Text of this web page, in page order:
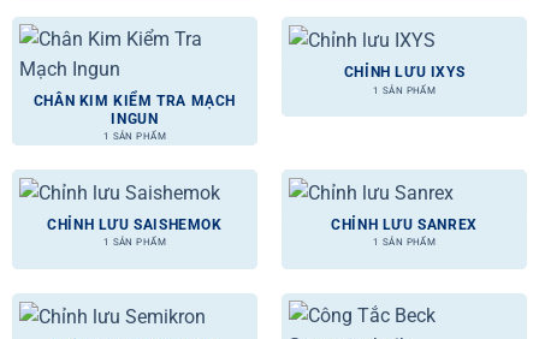
CHÂN KIM KIỂM TRA MẠCH
INGUN
1 SẢN PHẨM
CHỈNH LƯU IXYS
1 SẢN PHẨM
CHỈNH LƯU SAISHEMOK
1 SẢN PHẨM
CHỈNH LƯU SANREX
1 SẢN PHẨM